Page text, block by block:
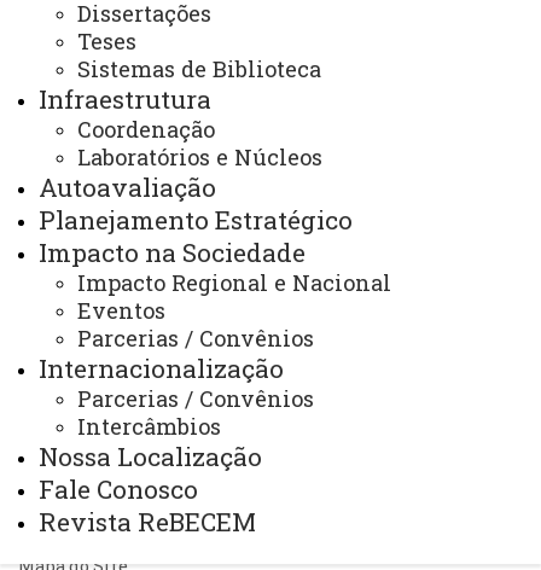
Dissertações
Teses
Sistemas de Biblioteca
Infraestrutura
Coordenação
Laboratórios e Núcleos
Autoavaliação
Planejamento Estratégico
Impacto na Sociedade
Impacto Regional e Nacional
Eventos
Parcerias / Convênios
Internacionalização
Parcerias / Convênios
Intercâmbios
Nossa Localização
Fale Conosco
Revista ReBECEM
Você está aqui:
PPGECEM - Pós Graduação em Educação em
Ciências e Educação Matemática
Editais
Bolsas de Estudo
Edital nº 036/2023 - PPGECEM - Resultado da
seleção interna para o programa de bolsa de
doutorado sanduíche no exterior - PDSE/CAPES
ACESSE
Acesso Restrito (Editores do Portal)
Arquivo Virtual
Bibliotecas
Identidade Visual